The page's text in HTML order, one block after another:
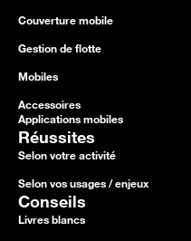
Couverture mobile
Gestion de flotte
Mobiles
Accessoires
Applications mobiles
Réussites
Selon votre activité
Selon vos usages / enjeux
Conseils
Livres blancs